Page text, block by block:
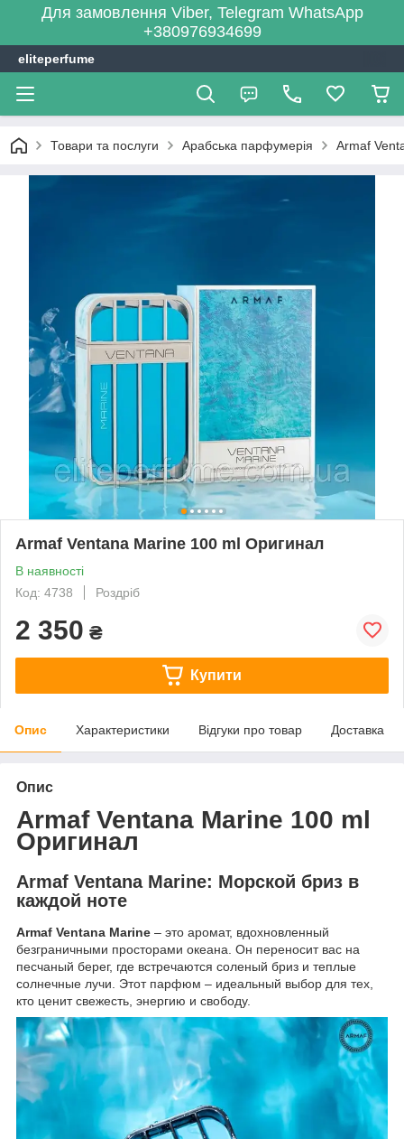
Для замовлення Viber, Telegram WhatsApp
+380976934699
eliteperfume
Товари та послуги Арабська парфумерія Armaf
Armaf Ventana Marine 100 ml Оригинал
В наявності
Код: 4738
Роздріб
2 350 ₴
Купити
Опис Характеристики Відгуки про товар Доставка
Опис
Armaf Ventana Marine 100 ml
Оригинал
Armaf Ventana Marine: Морской бриз в
каждой ноте
Armaf Ventana Marine – это аромат, вдохновленный
безграничными просторами океана. Он переносит вас на
песчаный берег, где встречаются соленый бриз и теплые
солнечные лучи. Этот парфюм – идеальный выбор для тех,
кто ценит свежесть, энергию и свободу.